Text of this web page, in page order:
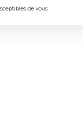
de vous